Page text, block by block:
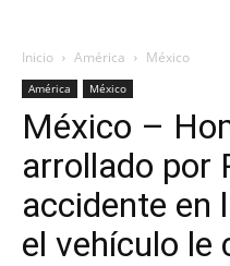
Inicio América México
América México
México –
arrollado por
accidente en
el vehículo le